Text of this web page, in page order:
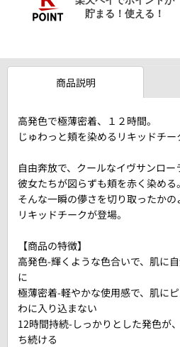
商品説明
高発色で極薄密着、１２時間。
じゅわっと頬を染めるリキッドチー
自由奔放で、クールなイヴサンロー
彼女たちが図らずも頬を赤く染める。
そんな一瞬の儚さを切り取ったかの
リキッドチークが登場。
【商品の特徴】
高発色-輝くような色合いで、肌に
に
極薄密着-軽やかな使用感で、肌に
わに入り込まない
12時間持続-しっかりとした発色が
ち続ける